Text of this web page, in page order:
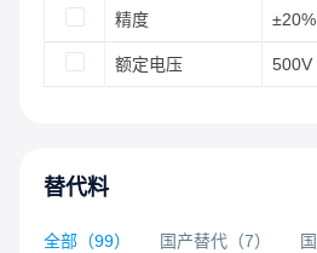
精度 ±20%
额定电压 500V
替代料
全部 （99） 国产替代 （7）